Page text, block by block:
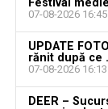
Bărbat
Festival
07-08-2026 16:45
UPDATE
rănit după ce
07-08-2026 16:13
DEER –